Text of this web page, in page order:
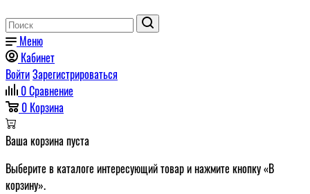
Меню
Кабинет
ВойтиЗарегистрироваться
0Сравнение
0 Корзина
Ваша корзина пуста
Выберите в каталоге интересующий товар и нажмите кнопку «В
корзину».